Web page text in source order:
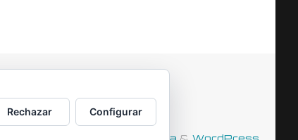
Rechazar Configurar